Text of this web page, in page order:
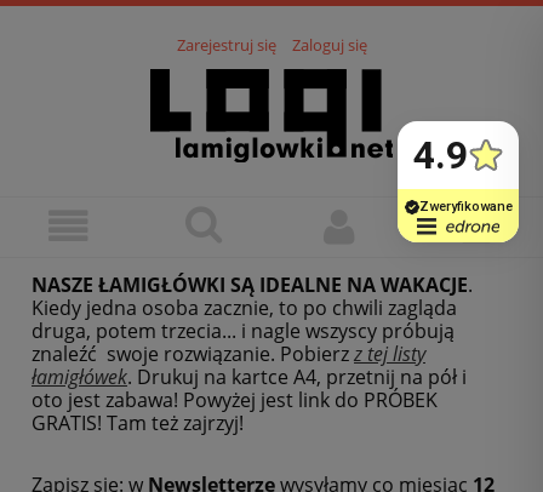
Zarejestruj się Zaloguj się
NASZE ŁAMIGŁÓWKI SĄ IDEALNE NA WAKACJE.
Kiedy jedna osoba zacznie, to po chwili zagląda
druga, potem trzecia... i nagle wszyscy próbują
znaleźć swoje rozwiązanie. Pobierzz tej listy
łamigłówek. Drukuj na kartce A4, przetnij na pół i
oto jest zabawa! Powyżej jest link do PRÓBEK
GRATIS! Tam też zajrzyj!
Zapisz się: w Newsletterzewysyłamy co miesiąc 12